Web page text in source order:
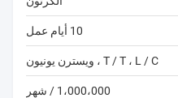
10 أيام عمل
T / T ، L / C ، ويسترن يونيون
1،000،000 / شهر